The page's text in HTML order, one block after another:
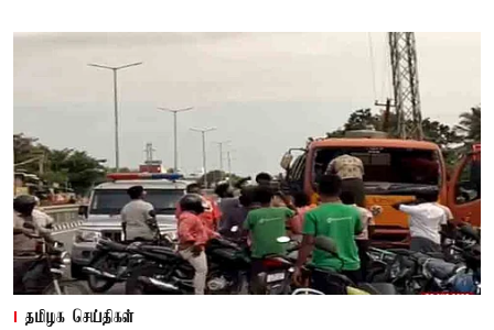
தமிழக செய்திகள்